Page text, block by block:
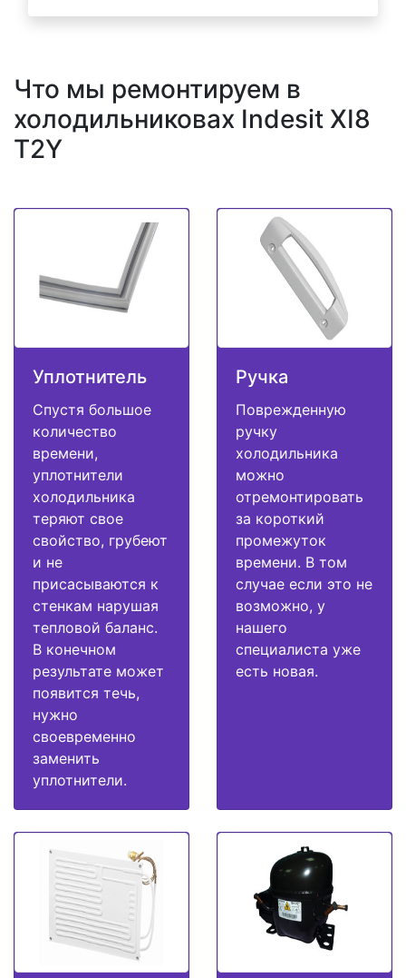
Что мы ремонтируем в
холодильниковах Indesit XI8
T2Y
Уплотнитель
Спустя большое
количество
времени,
уплотнители
холодильника
теряют свое
свойство, грубеют
и не
присасываются к
стенкам нарушая
тепловой баланс.
В конечном
результате может
появится течь,
нужно
своевременно
заменить
уплотнители.
Ручка
Поврежденную
ручку
холодильника
можно
отремонтировать
за короткий
промежуток
времени. В том
случае если это не
возможно, у
нашего
специалиста уже
есть новая.